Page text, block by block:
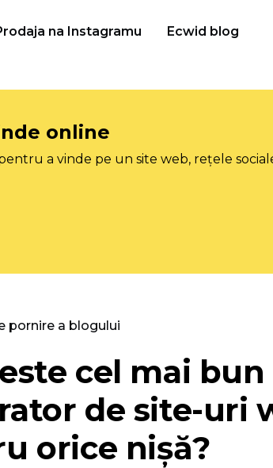
na Instagramu Ecwid blog
online
a vinde pe un site web, rețele
pornire a blogului
cel mai bun
de site-uri
orice nișă?